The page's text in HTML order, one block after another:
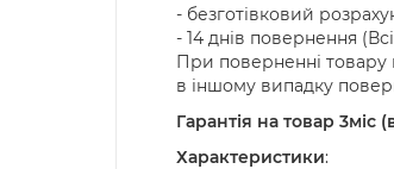
- безготівковий
- 14 днів повернення
При поверненні товару
в іншому випадку
Гарантія на товар 3міс
Характеристики: